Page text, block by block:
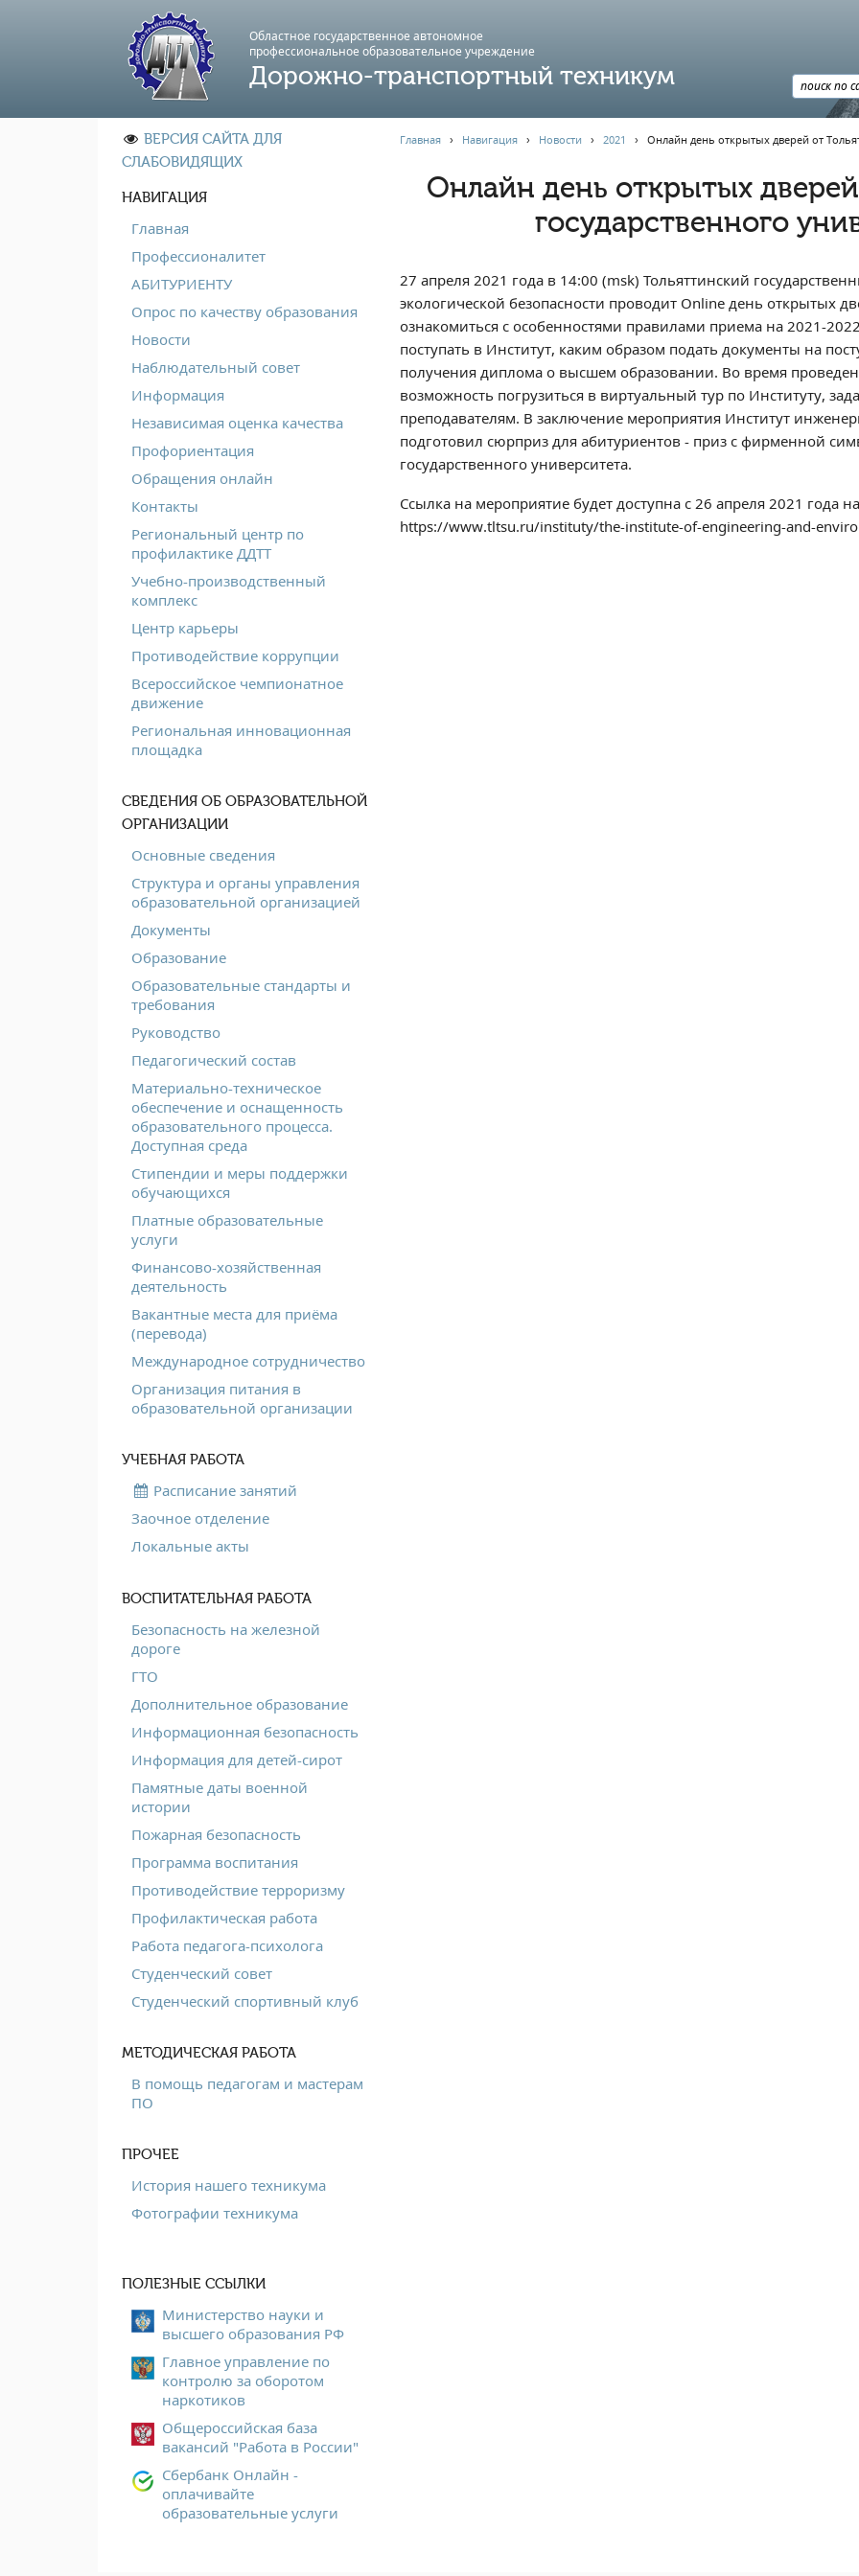
Областное государственное автономное
профессиональноe образовательное учреждение
Дорожно-транспортный техникум
ВЕРСИЯ САЙТА ДЛЯ
СЛАБОВИДЯЩИХ
НАВИГАЦИЯ
Главная
Профессионалитет
АБИТУРИЕНТУ
Опрос по качеству образования
Новости
Наблюдательный совет
Информация
Независимая оценка качества
Профориентация
Обращения онлайн
Контакты
Региональный центр по
профилактике ДДТТ
Учебно-производственный
комплекс
Центр карьеры
Противодействие коррупции
Всероссийское чемпионатное
движение
Региональная инновационная
площадка
СВЕДЕНИЯ ОБ ОБРАЗОВАТЕЛЬНОЙ
ОРГАНИЗАЦИИ
Основные сведения
Структура и органы управления
образовательной организацией
Документы
Образование
Образовательные стандарты и
требования
Руководство
Педагогический состав
Материально-техническое
обеспечение и оснащенность
образовательного процесса.
Доступная среда
Стипендии и меры поддержки
обучающихся
Платные образовательные
услуги
Финансово-хозяйственная
деятельность
Вакантные места для приёма
(перевода)
Международное сотрудничество
Организация питания в
образовательной организации
УЧЕБНАЯ РАБОТА
Расписание занятий
Заочное отделение
Локальные акты
ВОСПИТАТЕЛЬНАЯ РАБОТА
Безопасность на железной
дороге
ГТО
Дополнительное образование
Информационная безопасность
Информация для детей-сирот
Памятные даты военной
истории
Пожарная безопасность
Программа воспитания
Противодействие терроризму
Профилактическая работа
Работа педагога-психолога
Студенческий совет
Студенческий спортивный клуб
МЕТОДИЧЕСКАЯ РАБОТА
В помощь педагогам и мастерам
ПО
ПРОЧЕЕ
История нашего техникума
Фотографии техникума
ПОЛЕЗНЫЕ ССЫЛКИ
Министерство науки и
высшего образования РФ
Главное управление по
контролю за оборотом
наркотиков
Общероссийская база
вакансий "Работа в России"
Сбербанк Онлайн -
оплачивайте
образовательные услуги
Главная› Навигация› Новости › 2021 › ️Онлайн день открытых дверей от
️Онлайн день открытых
государственного
27 апреля 2021 года в 14:00 (msk) Тольяттинский
экологической безопасности проводит Online день открытых
ознакомиться с особенностями правилами приема на 2021-
поступать в Институт, каким образом подать документы на
получения диплома о высшем образовании. Во время
возможность погрузиться в виртуальный тур по Институту,
преподавателям. В заключение мероприятия Институт
подготовил сюрприз для абитуриентов - приз с фирменной
государственного университета.
Ссылка на мероприятие будет доступна с 26 апреля 2021 года
https://www.tltsu.ru/instituty/the-institute-of-engineering-and-